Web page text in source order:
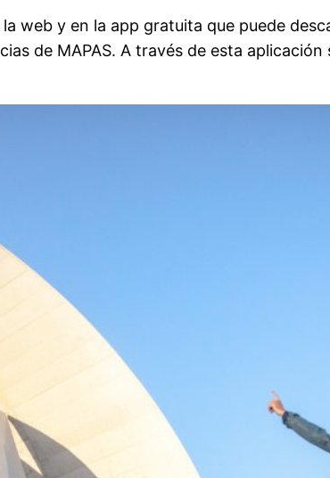
web y en la app gratuita que puede
de MAPAS. A través de esta